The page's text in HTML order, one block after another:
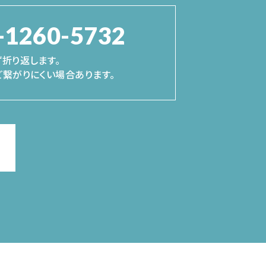
5732
り返します。
がりにくい場合あります。